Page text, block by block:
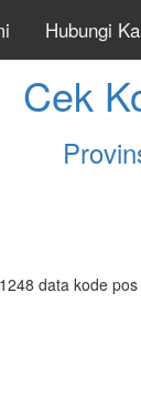
Hubungi
Cek
data kode